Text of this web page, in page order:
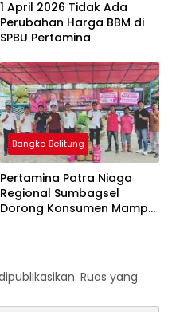
1 April 2026 Tidak Ada
Perubahan Harga BBM di
SPBU Pertamina
Bangka Belitung
Pertamina Patra Niaga
Regional Sumbagsel
Dorong Konsumen Mampu
Ruas yang